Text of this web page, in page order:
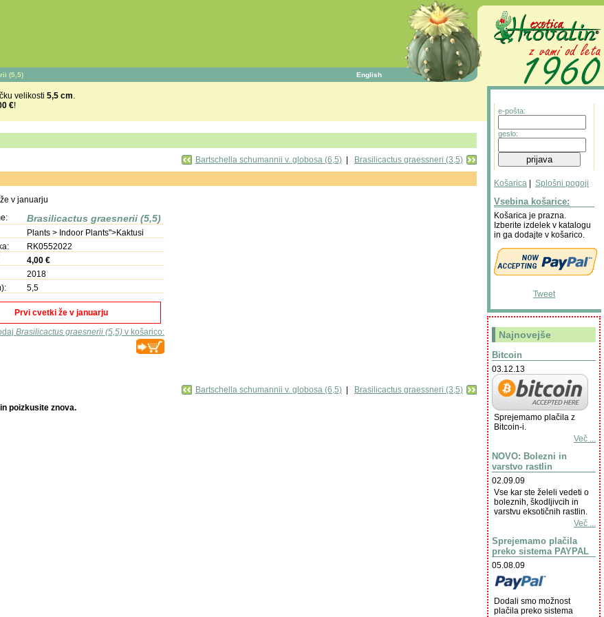
(5,5) English
velikosti 5,5 cm.
€!
Bartschella schumannii v. globosa (6,5) Brasilicactus graessneri (3,5)
v januarju
Brasilicactus graesnerii (5,5)
Plants > Indoor Plants">Kaktusi
RK0552022
4,00 €
2018
5,5
Prvi cvetki že v januarju
Brasilicactus graesnerii (5,5) v košarico:
Bartschella schumannii v. globosa (6,5)
Brasilicactus graessneri (3,5)
poizkusite znova.
e-pošta:
geslo:
Košarica Splošni pogoji
Vsebina košarice:
Košarica je prazna.
Izberite izdelek v katalogu
in ga dodajte v košarico.
Tweet
Najnovejše
Bitcoin
03.12.13
Sprejemamo plačila z
Bitcoin-i.
Več ...
NOVO: Bolezni in
varstvo rastlin
02.09.09
Vse kar ste želeli vedeti o
boleznih, škodljivcih in
varstvu eksotičnih rastlin.
Več ...
Sprejemamo plačila
preko sistema PAYPAL
05.08.09
Dodali smo možnost
plačila preko sistema